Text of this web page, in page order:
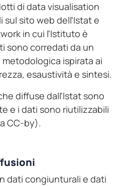
di data visualisation
sul sito web dell'Istat e
in cui l'Istituto è
sono corredati da un
ispirata ai
esaustività e sintesi.
diffuse dall'Istat sono
e i dati sono riutilizzabili
CC-by).
dati congiunturali e dati